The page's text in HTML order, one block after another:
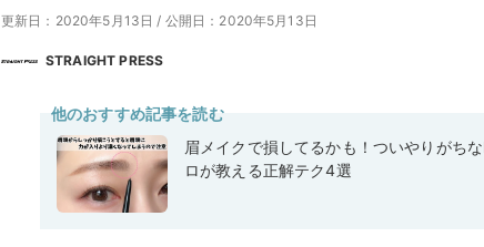
更新日：2020年5月13日 / 公開日：2020年5月13日
STRAIGHT PRESS
他のおすすめ記事を読む
眉メイクで損してるかも！ついやりがち
ロが教える正解テク4選